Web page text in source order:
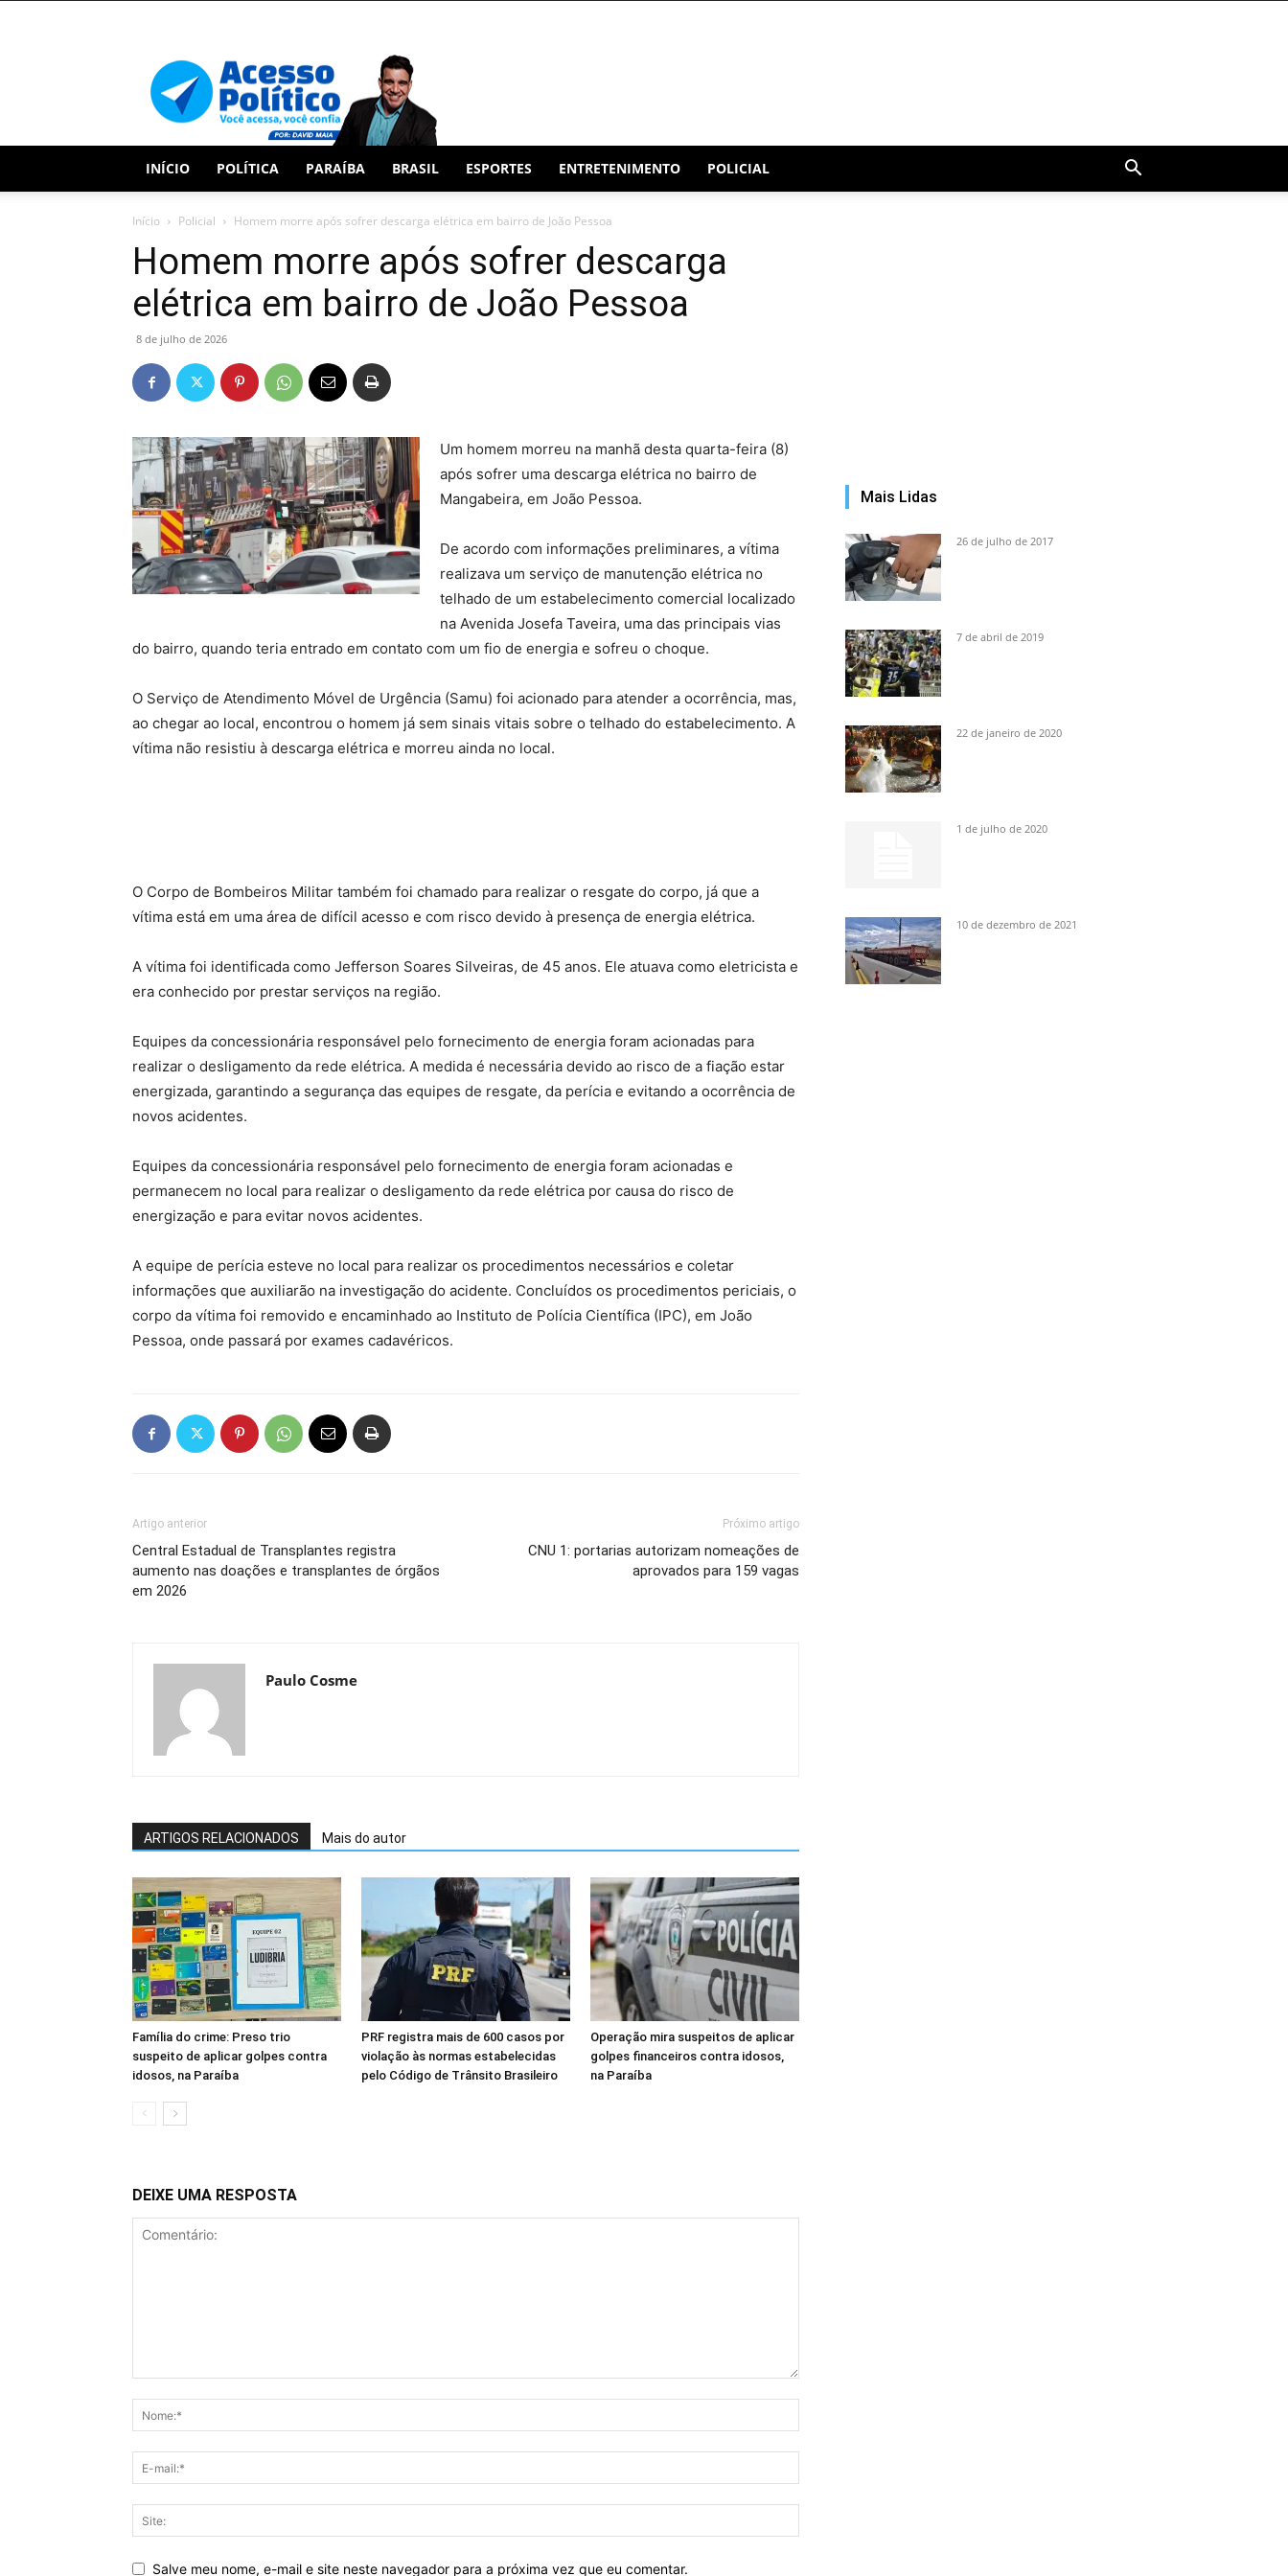
INÍCIO POLÍTICA PARAÍBA BRASIL ESPORTES ENTRETENIMENTO POLICIAL
Início Policial Homem morre após sofrer descarga elétrica em bairro de João Pessoa
Homem morre após sofrer descarga
elétrica em bairro de João Pessoa
8 de julho de 2026
Um homem morreu na manhã desta quarta-feira (8)
após sofrer uma descarga elétrica no bairro de
Mangabeira, em João Pessoa.
De acordo com informações preliminares, a vítima
realizava um serviço de manutenção elétrica no
telhado de um estabelecimento comercial localizado
na Avenida Josefa Taveira, uma das principais vias
do bairro, quando teria entrado em contato com um fio de energia e sofreu o choque.
O Serviço de Atendimento Móvel de Urgência (Samu) foi acionado para atender a ocorrência, mas,
ao chegar ao local, encontrou o homem já sem sinais vitais sobre o telhado do estabelecimento. A
vítima não resistiu à descarga elétrica e morreu ainda no local.
O Corpo de Bombeiros Militar também foi chamado para realizar o resgate do corpo, já que a
vítima está em uma área de difícil acesso e com risco devido à presença de energia elétrica.
A vítima foi identificada como Jefferson Soares Silveiras, de 45 anos. Ele atuava como eletricista e
era conhecido por prestar serviços na região.
Equipes da concessionária responsável pelo fornecimento de energia foram acionadas para
realizar o desligamento da rede elétrica. A medida é necessária devido ao risco de a fiação estar
energizada, garantindo a segurança das equipes de resgate, da perícia e evitando a ocorrência de
novos acidentes.
Equipes da concessionária responsável pelo fornecimento de energia foram acionadas e
permanecem no local para realizar o desligamento da rede elétrica por causa do risco de
energização e para evitar novos acidentes.
A equipe de perícia esteve no local para realizar os procedimentos necessários e coletar
informações que auxiliarão na investigação do acidente. Concluídos os procedimentos periciais, o
corpo da vítima foi removido e encaminhado ao Instituto de Polícia Científica (IPC), em João
Pessoa, onde passará por exames cadavéricos.
Artigo anterior
Central Estadual de Transplantes registra
aumento nas doações e transplantes de órgãos
em 2026
Próximo artigo
CNU 1: portarias autorizam nomeações de
aprovados para 159 vagas
Paulo Cosme
ARTIGOS RELACIONADOS Mais do autor
Família do crime: Preso trio
suspeito de aplicar golpes contra
idosos, na Paraíba
PRF registra mais de 600 casos por
violação às normas estabelecidas
pelo Código de Trânsito Brasileiro
Operação mira suspeitos de aplicar
golpes financeiros contra idosos,
na Paraíba
DEIXE UMA RESPOSTA
Salve meu nome, e-mail e site neste navegador para a próxima vez que eu comentar.
Mais Lidas
26 de julho de 2017
7 de abril de 2019
22 de janeiro de 2020
1 de julho de 2020
10 de dezembro de 2021